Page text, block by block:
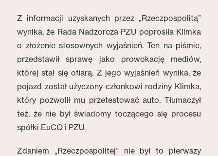
Z informacji uzyskanych przez „Rzeczpospolitą”
wynika, że Rada Nadzorcza PZU poprosiła Klimka
o złożenie stosownych wyjaśnień. Ten na piśmie,
przedstawił sprawę jako prowokację mediów,
której stał się ofiarą. Z jego wyjaśnień wynika, że
pojazd został użyczony członkowi rodziny Klimka,
który pozwolił mu przetestować auto. Tłumaczył
też, że nie był świadomy toczącego się procesu
spółki EuCO i PZU.
Zdaniem „Rzeczpospolitej” nie był to pierwszy